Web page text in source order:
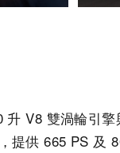
V8 雙渦輪引
提供 665 PS 及